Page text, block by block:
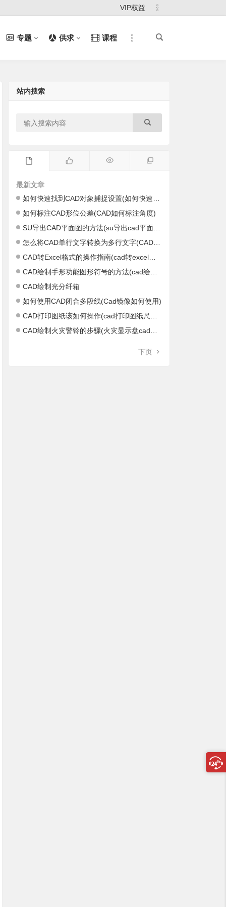
VIP权益
专题 供求 课程
站内搜索
最新文章
如何快速找到CAD对象捕捉设置(如何快速找到cad里的图)
如何标注CAD形位公差(CAD如何标注角度)
SU导出CAD平面图的方法(su导出cad平面图不正)
怎么将CAD单行文字转换为多行文字(CAD单行文字怎么结束)
CAD转Excel格式的操作指南(cad转excel软件)
CAD绘制手形功能图形符号的方法(cad绘制距形)
CAD绘制光分纤箱
如何使用CAD闭合多段线(Cad镜像如何使用)
CAD打印图纸该如何操作(cad打印图纸尺寸设置)
CAD绘制火灾警铃的步骤(火灾显示盘cad图标)
下页